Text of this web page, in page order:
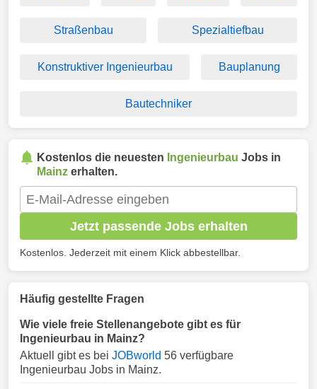
Straßenbau Spezialtiefbau
Konstruktiver Ingenieurbau Bauplanung
Bautechniker
Kostenlos die neuesten Ingenieurbau Jobs in
Mainz erhalten.
Jetzt passende Jobs erhalten
Kostenlos. Jederzeit mit einem Klick abbestellbar.
Häufig gestellte Fragen
Wie viele freie Stellenangebote gibt es für
Ingenieurbau in Mainz?
Aktuell gibt es bei JOBworld 56 verfügbare
Ingenieurbau Jobs in Mainz.